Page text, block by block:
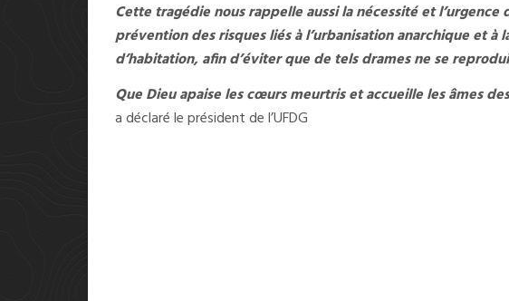
Cette tragédie nous rappelle aussi la nécessité et l’urgence
prévention des risques liés à l’urbanisation anarchique et à
d’habitation, afin d’éviter que de tels drames ne se
Que Dieu apaise les cœurs meurtris et accueille les âmes
a déclaré le président de l’UFDG